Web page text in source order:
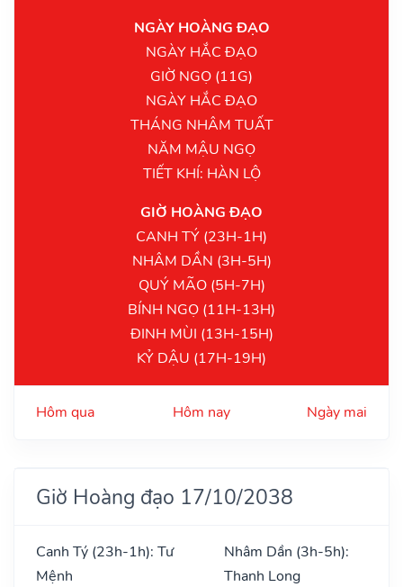
NGÀY HOÀNG ĐẠO
NGÀY HẮC ĐẠO
GIỜ NGỌ (11G)
NGÀY HẮC ĐẠO
THÁNG NHÂM TUẤT
NĂM MẬU NGỌ
TIẾT KHÍ: HÀN LỘ
GIỜ HOÀNG ĐẠO
CANH TÝ (23H-1H)
NHÂM DẦN (3H-5H)
QUÝ MÃO (5H-7H)
BÍNH NGỌ (11H-13H)
ĐINH MÙI (13H-15H)
KỶ DẬU (17H-19H)
Hôm qua Hôm nay Ngày mai
Giờ Hoàng đạo 17/10/2038
Canh Tý (23h-1h): Tư
Mệnh
Nhâm Dần (3h-5h):
Thanh Long